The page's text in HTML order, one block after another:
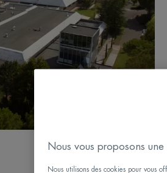
Nous vous proposons
Nous utilisons des cookies pour vous